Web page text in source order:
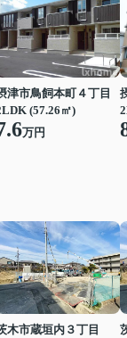
津市鳥飼本町４丁目
(57.26㎡)
万円
木市蔵垣内３丁目